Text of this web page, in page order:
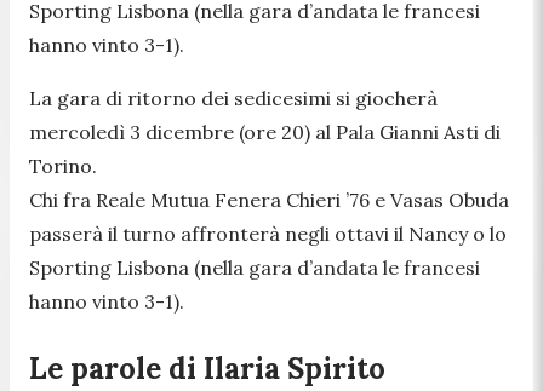
Sporting Lisbona (nella gara d’andata le francesi
hanno vinto 3-1).
La gara di ritorno dei sedicesimi si giocherà
mercoledì 3 dicembre (ore 20) al Pala Gianni Asti di
Torino.
Chi fra Reale Mutua Fenera Chieri ’76 e Vasas Obuda
passerà il turno affronterà negli ottavi il Nancy o lo
Sporting Lisbona (nella gara d’andata le francesi
hanno vinto 3-1).
Le parole di Ilaria Spirito